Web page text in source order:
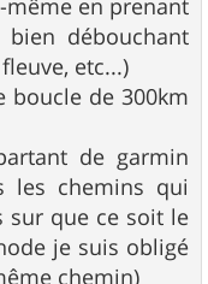
en prenant
débouchant
etc...)
boucle de 300km
de garmin
les chemins qui
sur que ce soit le
je suis obligé
chemin)